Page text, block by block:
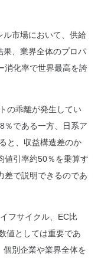
市場において、供給
果、業界全体のプロパ
消化率で世界最高を誇
の乖離が発生してい
％である一方、日系ア
と、収益構造差のか
値引率約50％を乗算す
差で説明できるのであ
フサイクル、EC比
値としては重要であ
別企業や業界全体を